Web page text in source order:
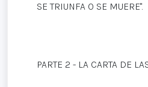
SE TRIUNFA O SE MUERE".
PARTE 2 - LA CARTA DE